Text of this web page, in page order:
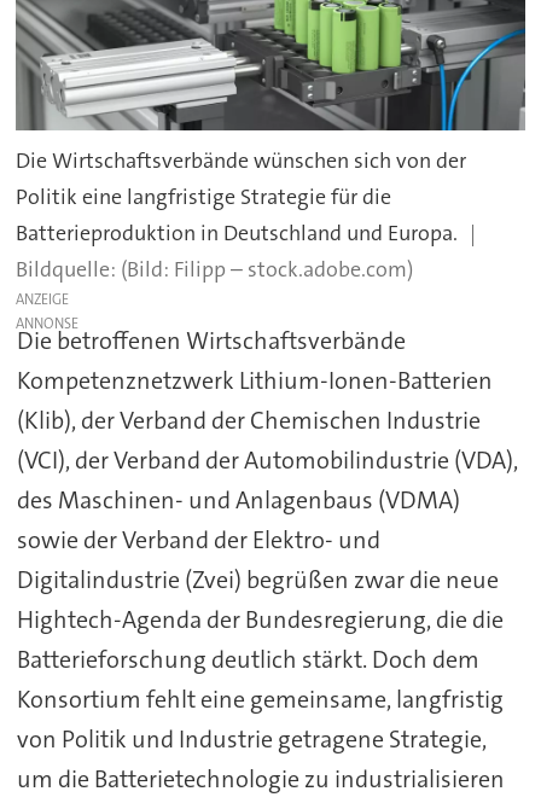
Die Wirtschaftsverbände wünschen sich von der
Politik eine langfristige Strategie für die
Batterieproduktion in Deutschland und Europa.
(Bild: Filipp – stock.adobe.com)
ANZEIGE
Die betroffenen Wirtschaftsverbände
Kompetenznetzwerk Lithium-Ionen-Batterien
(Klib), der Verband der Chemischen Industrie
(VCI), der Verband der Automobilindustrie (VDA),
des Maschinen- und Anlagenbaus (VDMA)
sowie der Verband der Elektro- und
Digitalindustrie (Zvei) begrüßen zwar die neue
Hightech-Agenda der Bundesregierung, die die
Batterieforschung deutlich stärkt. Doch dem
Konsortium fehlt eine gemeinsame, langfristig
von Politik und Industrie getragene Strategie,
um die Batterietechnologie zu industrialisieren